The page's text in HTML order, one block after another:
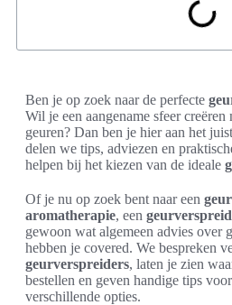
Ben je op zoek naar de perfecte
Wil je een aangename sfeer
geuren? Dan ben je hier aan het
delen we tips, adviezen en
helpen bij het kiezen van de ideale
Of je nu op zoek bent naar een
aromatherapie, een
gewoon wat algemeen advies over
hebben je covered. We bespreken
geurverspreiders, laten je zien
bestellen en geven handige tips
verschillende opties.